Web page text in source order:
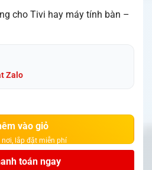
cho Tivi hay máy tính bàn –
Zalo
vào giỏ
toán ngay